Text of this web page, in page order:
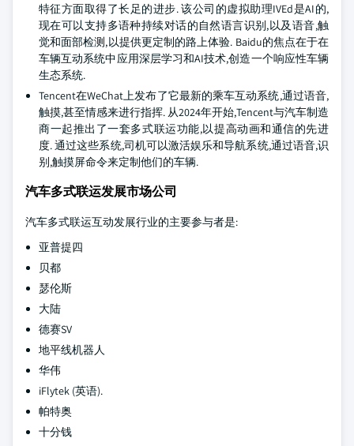
特征方面取得了长足的进步. 该公司的虚拟助理IVEd是AI的,
现在可以支持多语种持续对话的自然语言识别,以及语音,触
觉和面部检测,以提供更定制的路上体验. Baidu的焦点在于在
车辆互动系统中应用深层学习和AI技术,创造一个响应性车辆
生态系统.
Tencent在WeChat上发布了它最新的乘车互动系统,通过语音,
触摸,甚至情感来进行指挥. 从2024年开始,Tencent与汽车制造
商一起推出了一套多式联运功能,以提高动画和通信的先进
度. 通过这些系统,司机可以激活娱乐和导航系统,通过语音,识
别,触摸屏命令来定制他们的车辆.
汽车多式联运发展市场公司
汽车多式联运互动发展行业的主要参与者是:
亚普提四
贝都
瑟伦斯
大陆
德赛SV
地平线机器人
华伟
iFlytek (英语).
帕特奥
十分钱